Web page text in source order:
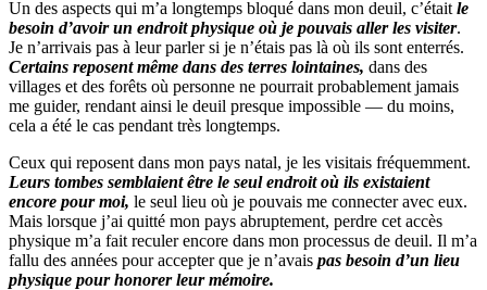
Un des aspects qui m’a longtemps bloqué dans mon deuil, c’était le
besoin d’avoir un endroit physique où je pouvais aller les visiter.
Je n’arrivais pas à leur parler si je n’étais pas là où ils sont enterrés.
Certains reposent même dans des terres lointaines, dans des
villages et des forêts où personne ne pourrait probablement jamais
me guider, rendant ainsi le deuil presque impossible — du moins,
cela a été le cas pendant très longtemps.
Ceux qui reposent dans mon pays natal, je les visitais fréquemment.
Leurs tombes semblaient être le seul endroit où ils existaient
encore pour moi, le seul lieu où je pouvais me connecter avec eux.
Mais lorsque j’ai quitté mon pays abruptement, perdre cet accès
physique m’a fait reculer encore dans mon processus de deuil. Il m’a
fallu des années pour accepter que je n’avais pas besoin d’un lieu
physique pour honorer leur mémoire.